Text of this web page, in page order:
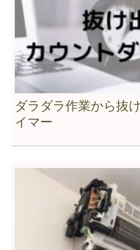
ダラダラ作業から抜
イマー